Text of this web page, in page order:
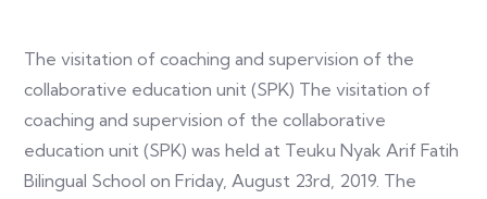
The visitation of coaching and supervision of the
collaborative education unit (SPK) The visitation of
coaching and supervision of the collaborative
education unit (SPK) was held at Teuku Nyak Arif Fatih
Bilingual School on Friday, August 23rd, 2019. The